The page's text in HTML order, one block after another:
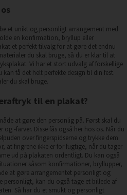
et unikt og personligt arrangement med
en konfirmation, bryllup eller
et perfekt tilvalg for at gøre det endnu
du skal bruge, så du er klar til at
Vi har et stort udvalg af forskellige
få det helt perfekte design til din fest.
du skal bruge.
til en plakat?
at gøre den personlig på. Først skal du
-farver. Disse fås også her hos os. Når du
over fingerspidserne og trykke dem
at fingrene ikke er for fugtige, når du tager
ud på plakaten ordentligt. Du kan også
såsom konfirmationer, bryllupper,
at gøre arrangementet personligt og
personligt, kan du også tage et billede af
Så har du et smukt og personligt